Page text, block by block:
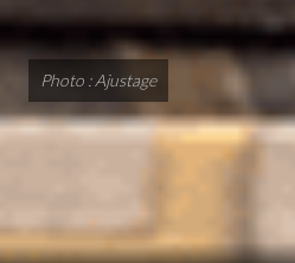
Photo : Ajustage